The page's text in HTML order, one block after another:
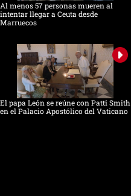
Al menos 57 personas mueren al
intentar llegar a Ceuta desde
Marruecos
El papa León se reúne con Patti Smith
en el Palacio Apostólico del Vaticano